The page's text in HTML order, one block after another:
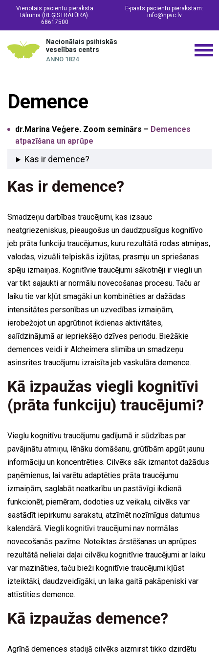
Vienotais pacientu pieraksta
tālrunis (REĢISTRATŪRA):
68617500
E-pasts pacientu pierakstam:
info@npvc.lv
Nacionālais psihiskās
veselības centrs
ANNO 1824
Demence
dr.Marina Veģere. Zoom seminārs – Demences
atpazīšana un aprūpe
Kas ir demence?
Kas ir demence?
Smadzeņu darbības traucējumi, kas izsauc
neatgriezeniskus, pieaugošus un daudzpusīgus kognitīvo
jeb prāta funkciju traucējumus, kuru rezultātā rodas atmiņas,
valodas, vizuāli telpiskās izjūtas, prasmju un spriešanas
spēju izmaiņas. Kognitīvie traucējumi sākotnēji ir viegli un
var tikt sajaukti ar normālu novecošanas procesu. Taču ar
laiku tie var kļūt smagāki un kombinēties ar dažādas
intensitātes personības un uzvedības izmaiņām,
ierobežojot un apgrūtinot ikdienas aktivitātes,
salīdzinājumā ar iepriekšējo dzīves periodu. Biežākie
demences veidi ir Alcheimera slimība un smadzeņu
asinsrites traucējumu izraisīta jeb vaskulāra demence.
Kā izpaužas viegli kognitīvi
(prāta funkciju) traucējumi?
Vieglu kognitīvu traucējumu gadījumā ir sūdzības par
pavājinātu atmiņu, lēnāku domāšanu, grūtībām apgūt jaunu
informāciju un koncentrēties. Cilvēks sāk izmantot dažādus
paņēmienus, lai varētu adaptēties prāta traucējumu
izmaiņām, saglabāt neatkarību un pastāvīgi ikdienā
funkcionēt, piemēram, dodoties uz veikalu, cilvēks var
sastādīt iepirkumu sarakstu, atzīmēt nozīmīgus datumus
kalendārā. Viegli kognitīvi traucējumi nav normālas
novecošanās pazīme. Noteiktas ārstēšanas un aprūpes
rezultātā nelielai daļai cilvēku kognitīvie traucējumi ar laiku
var mazināties, taču bieži kognitīvie traucējumi kļūst
izteiktāki, daudzveidīgāki, un laika gaitā pakāpeniski var
attīstīties demence.
Kā izpaužas demence?
Agrīnā demences stadijā cilvēks aizmirst tikko dzirdētu